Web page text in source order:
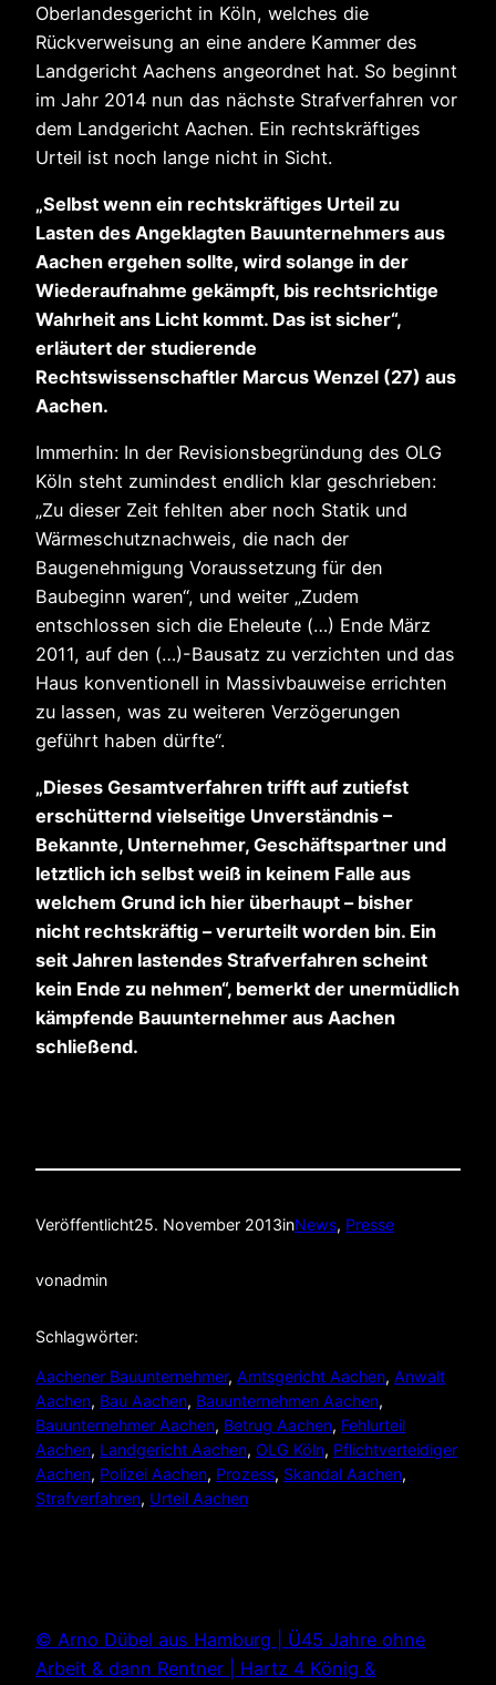
Oberlandesgericht in Köln, welches die
Rückverweisung an eine andere Kammer des
Landgericht Aachens angeordnet hat. So beginnt
im Jahr 2014 nun das nächste Strafverfahren vor
dem Landgericht Aachen. Ein rechtskräftiges
Urteil ist noch lange nicht in Sicht.
„Selbst wenn ein rechtskräftiges Urteil zu
Lasten des Angeklagten Bauunternehmers aus
Aachen ergehen sollte, wird solange in der
Wiederaufnahme gekämpft, bis rechtsrichtige
Wahrheit ans Licht kommt. Das ist sicher“,
erläutert der studierende
Rechtswissenschaftler Marcus Wenzel (27) aus
Aachen.
Immerhin: In der Revisionsbegründung des OLG
Köln steht zumindest endlich klar geschrieben:
„Zu dieser Zeit fehlten aber noch Statik und
Wärmeschutznachweis, die nach der
Baugenehmigung Voraussetzung für den
Baubeginn waren“, und weiter „Zudem
entschlossen sich die Eheleute (…) Ende März
2011, auf den (…)-Bausatz zu verzichten und das
Haus konventionell in Massivbauweise errichten
zu lassen, was zu weiteren Verzögerungen
geführt haben dürfte“.
„Dieses Gesamtverfahren trifft auf zutiefst
erschütternd vielseitige Unverständnis –
Bekannte, Unternehmer, Geschäftspartner und
letztlich ich selbst weiß in keinem Falle aus
welchem Grund ich hier überhaupt – bisher
nicht rechtskräftig – verurteilt worden bin. Ein
seit Jahren lastendes Strafverfahren scheint
kein Ende zu nehmen“, bemerkt der unermüdlich
kämpfende Bauunternehmer aus Aachen
schließend.
Veröffentlicht25. November 2013inNews, Presse
vonadmin
Schlagwörter:
Aachener Bauunternehmer, Amtsgericht Aachen, Anwalt
Aachen, Bau Aachen, Bauunternehmen Aachen
Bauunternehmer Aachen, Betrug Aachen, Fehlurteil
Aachen, Landgericht Aachen, OLG Köln, Pflichtverteidiger
Aachen, Polizei Aachen, Prozess, Skandal Aachen
Strafverfahren, Urteil Aachen
© Arno Dübel aus Hamburg | Ü45 Jahre ohne
Arbeit & dann Rentner | Hartz 4 König &